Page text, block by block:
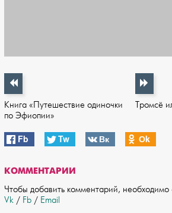
Книга «Путешествие одиночки
по Эфиопии»
Тромсё
Fb Tw Вк Оk
КОММЕНТАРИИ
Чтобы добавить комментарий, необходимо
Vk / Fb / Email